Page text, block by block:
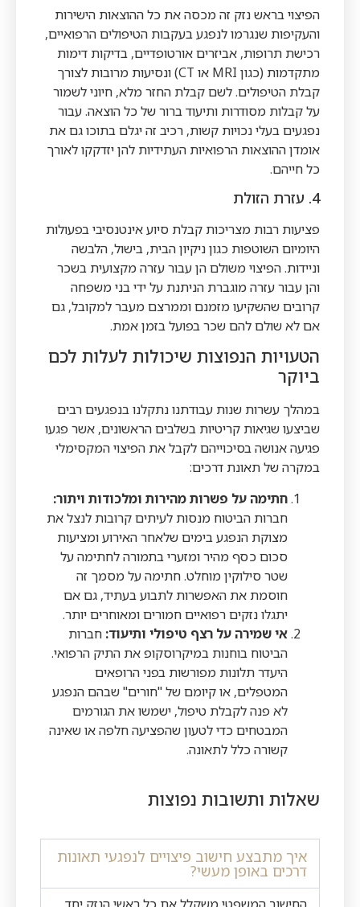
הפיצוי בראש נזק זה מכסה את כל ההוצאות הישירות
והעקיפות שנגרמו לנפגע בעקבות הטיפולים הרפואיים,
רכישת תרופות, אביזרים אורטופדיים, בדיקות דימות
מתקדמות (כגון MRI או CT) ונסיעות מרובות לצורך
קבלת הטיפולים. לשם קבלת החזר מלא, חיוני לשמור
על קבלות מסודרות ותיעוד ברור של כל הוצאה. עבור
נפגעים בעלי נכויות קשות, רכיב זה יגלם בתוכו גם את
אומדן ההוצאות הרפואיות העתידיות להן יזדקקו לאורך
כל חייהם.
4. עזרת הזולת
פציעות רבות מצריכות קבלת סיוע אינטנסיבי בפעולות
היומיום השוטפות כגון ניקיון הבית, בישול, הלבשה
וניידות. הפיצוי משולם הן עבור עזרה מקצועית בשכר
והן עבור עזרה מוגברת הניתנת על ידי בני משפחה
קרובים שהשקיעו מזמנם וממרצם מעבר למקובל, גם
אם לא שולם להם שכר בפועל בזמן אמת.
הטעויות הנפוצות שיכולות לעלות לכם
ביוקר
במהלך עשרות שנות עבודתנו נתקלנו בנפגעים רבים
שביצעו שגיאות קריטיות בשלבים הראשונים, אשר פגעו
פגיעה אנושה בסיכוייהם לקבל את הפיצוי המקסימלי
במקרה של תאונת דרכים:
חתימה על פשרות מהירות ומלכודות ויתור:
חברות הביטוח מנסות לעיתים קרובות לנצל את
מצוקת הנפגע בימים שלאחר האירוע ומציעות
סכום כסף מהיר ומזערי בתמורה לחתימה על
שטר סילוקין מוחלט. חתימה על מסמך זה
חוסמת את האפשרות לתבוע בעתיד, גם אם
יתגלו נזקים רפואיים חמורים ומאוחרים יותר.
אי שמירה על רצף טיפולי ותיעוד: חברות
הביטוח בוחנות במיקרוסקופ את התיק הרפואי.
היעדר תלונות מפורשות בפני הרופאים
המטפלים, או קיומם של "חורים" שבהם הנפגע
לא פנה לקבלת טיפול, ישמשו את הגורמים
המבטחים כדי לטעון שהפציעה חלפה או שאינה
קשורה כלל לתאונה.
שאלות ותשובות נפוצות
איך מתבצע חישוב פיצויים לנפגעי תאונות
דרכים באופן מעשי?